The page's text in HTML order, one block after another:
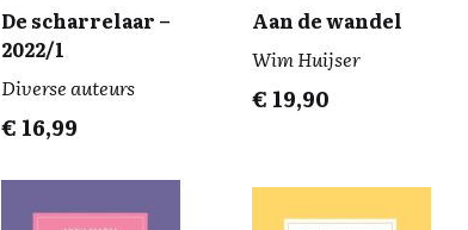
De scharrelaar –
2022/1
Diverse auteurs
€ 16,99
Aan de wandel
Wim Huijser
€ 19,90